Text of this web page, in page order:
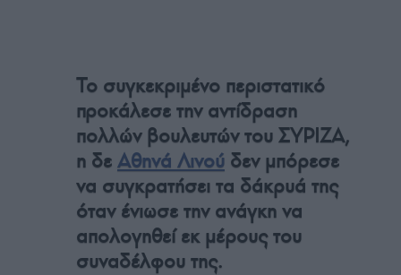
Το συγκεκριμένο περιστατικό
προκάλεσε την αντίδραση
πολλών βουλευτών του ΣΥΡΙΖΑ,
η δε Αθηνά Λινού δεν μπόρεσε
να συγκρατήσει τα δάκρυά της
όταν ένιωσε την ανάγκη να
απολογηθεί εκ μέρους του
συναδέλφου της.